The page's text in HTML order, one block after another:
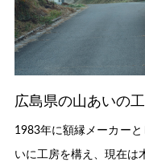
広島県の山あいの
1983年に額縁メーカー
いに工房を構え、現在は